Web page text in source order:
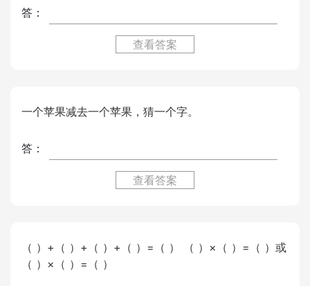
答：
查看答案
一个苹果减去一个苹果，猜一个字。
答：
查看答案
（ ）+（ ）+（ ）+（ ）=（ ） （ ）×（ ）=（ ）或
（ ）×（ ）=（ ）